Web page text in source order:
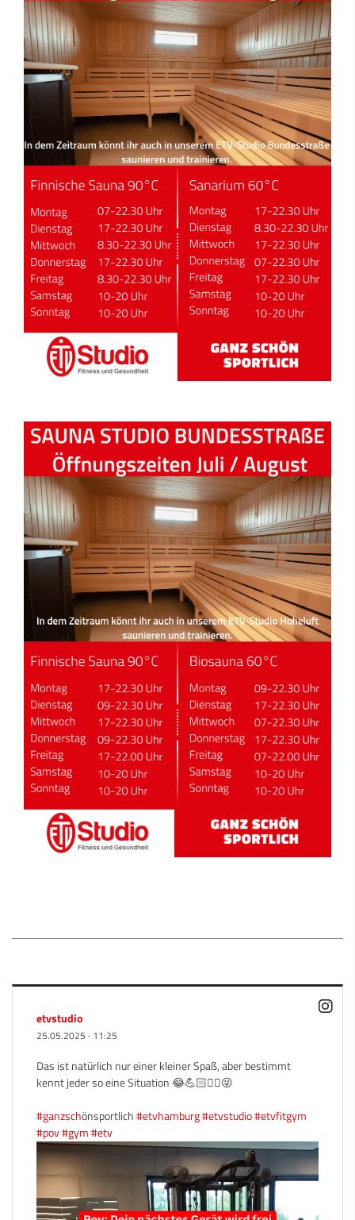
etvstudio
25.05.2025 · 11:25
Das ist natürlich nur einer kleiner Spaß, aber bestimmt
kennt jeder so eine Situation 😂💪🏻🏃‍♀️😜
#ganzschönsportlich#etvhamburg#etvstudio#etvfitgym
#pov#gym#etv